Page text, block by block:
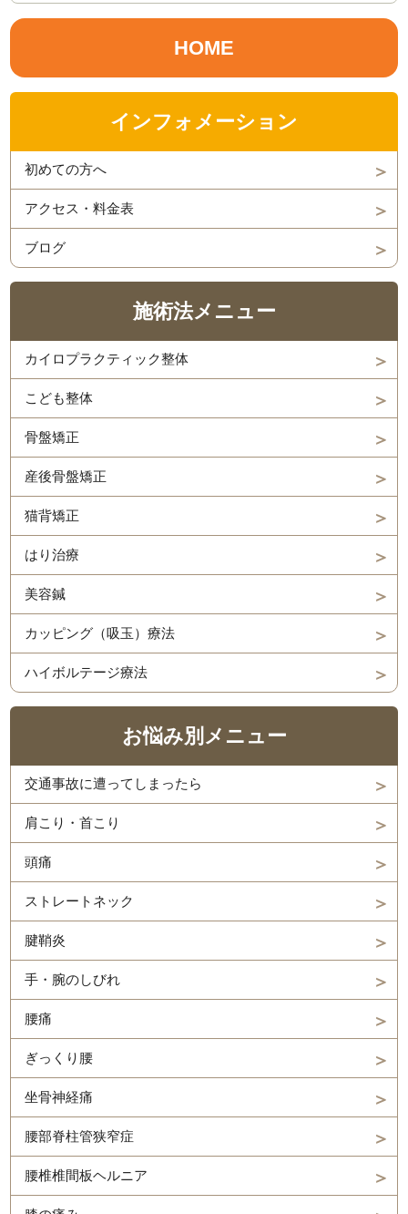
HOME
インフォメーション
初めての方へ
アクセス・料金表
ブログ
施術法メニュー
カイロプラクティック整体
こども整体
骨盤矯正
産後骨盤矯正
猫背矯正
はり治療
美容鍼
カッピング（吸玉）療法
ハイボルテージ療法
お悩み別メニュー
交通事故に遭ってしまったら
肩こり・首こり
頭痛
ストレートネック
腱鞘炎
手・腕のしびれ
腰痛
ぎっくり腰
坐骨神経痛
腰部脊柱管狭窄症
腰椎椎間板ヘルニア